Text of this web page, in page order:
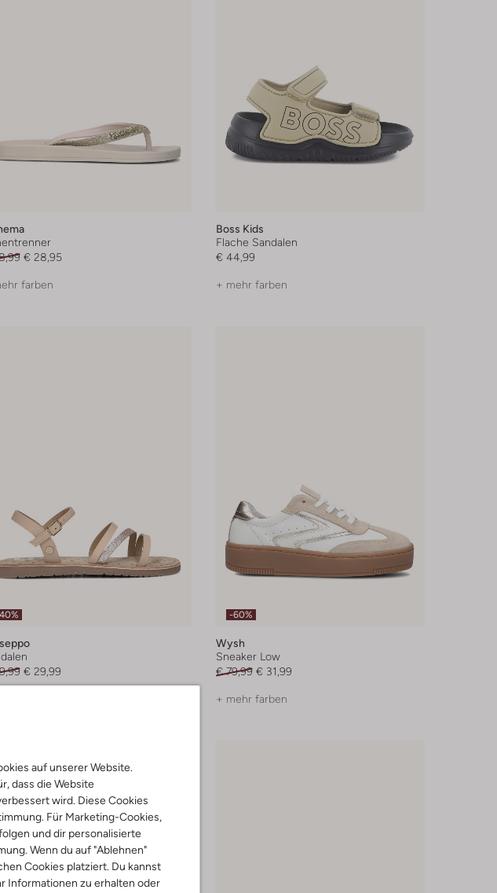
auf unserer Website.
dass die Website
wird. Diese Cookies
Für Marketing-Cookies,
und dir personalisierte
Wenn du auf "Ablehnen"
Cookies platziert. Du kannst
Informationen zu erhalten oder
€ 28,95
farben
Boss Kids
Flache Sandalen
€ 44,99
+ mehr farben
€ 29,99
-60%
Wysh
Sneaker Low
€ 79,99 € 31,99
+ mehr farben